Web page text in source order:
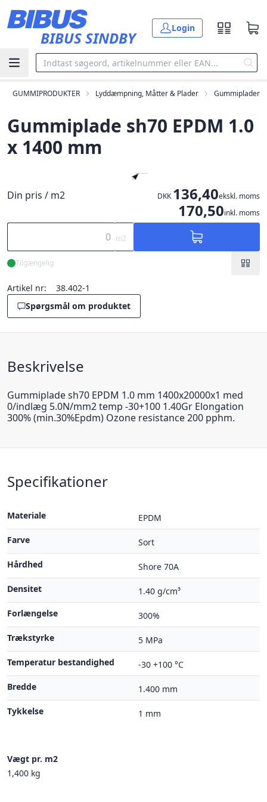
BIBUS SINDBY
Login
GUMMIPRODUKTER Lyddæmpning, Måtter & Plader Gummiplader
Gummiplade sh70 EPDM 1.0
x 1400 mm
Din pris / m2 DKK 136,40ekskl. moms
170,50inkl. moms
m2
Tilgængelig
Artikel nr:
38.402-1
Spørgsmål om produktet
Beskrivelse
Gummiplade sh70 EPDM 1.0 mm 1400x20000x1 med
0/indlæg 5.0N/mm2 temp -30+100 1.40Gr Elongation
300% (min.30%Epdm) Ozone resistance 200 pphm.
Specifikationer
Materiale
EPDM
Farve
Sort
Hårdhed
Shore 70A
Densitet
1.40 g/cm³
Forlængelse
300%
Trækstyrke
5 MPa
Temperatur bestandighed
-30 +100 °C
Bredde
1.400 mm
Tykkelse
1 mm
Vægt pr. m2
1,400 kg